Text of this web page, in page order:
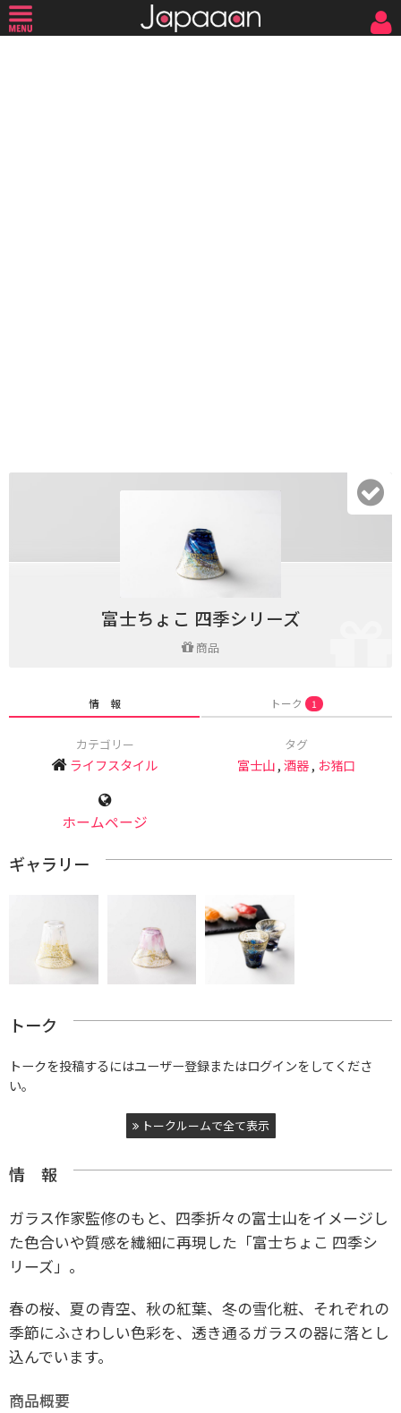
富士ちょこ 四季シリーズ
商品
情 報 トーク 1
カテゴリー
ライフスタイル
タグ
富士山,酒器, お猪口
ホームページ
ギャラリー
トーク
トークを投稿するにはユーザー登録またはログインをしてくださ
い。
トークルームで全て表示
情 報
ガラス作家監修のもと、四季折々の富士山をイメージし
た色合いや質感を繊細に再現した「富士ちょこ 四季シ
リーズ」。
春の桜、夏の青空、秋の紅葉、冬の雪化粧、それぞれの
季節にふさわしい色彩を、透き通るガラスの器に落とし
込んでいます。
商品概要